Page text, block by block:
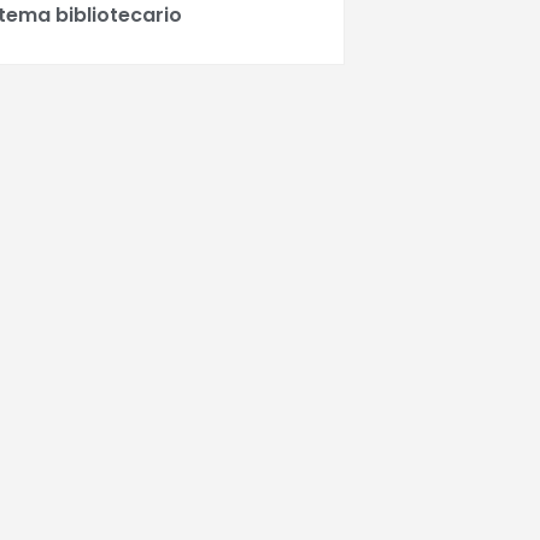
bibliotecario